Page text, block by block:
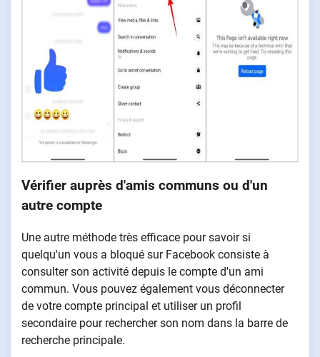
Vérifier auprès d'amis communs ou d'un
autre compte
Une autre méthode très efficace pour savoir si
quelqu'un vous a bloqué sur Facebook consiste à
consulter son activité depuis le compte d'un ami
commun. Vous pouvez également vous déconnecter
de votre compte principal et utiliser un profil
secondaire pour rechercher son nom dans la barre de
recherche principale.